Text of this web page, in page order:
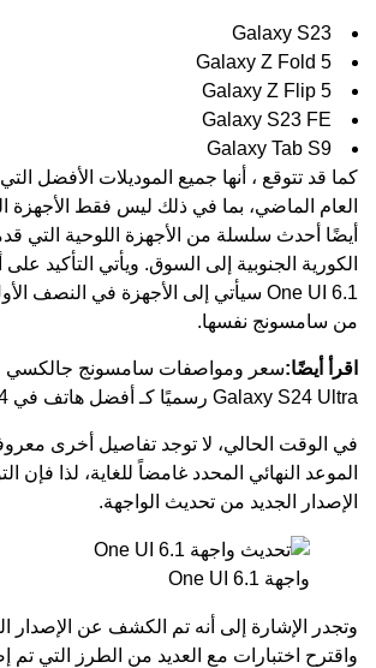
Galaxy S23
Galaxy Z Fold 5
Galaxy Z Flip 5
Galaxy S23 FE
Galaxy Tab S9
كما قد تتوقع ، أنها جميع الموديلات الأفضل
العام الماضي، بما في ذلك ليس فقط الأجهزة
أيضًا أحدث سلسلة من الأجهزة اللوحية التي
الكورية الجنوبية إلى السوق. ويأتي التأكيد
من سامسونج نفسها.
اقرأ أيضًا:
Galaxy S24 Ultra رسميًا كـ أفضل هاتف في 2024
في الوقت الحالي، لا توجد تفاصيل أخرى
الموعد النهائي المحدد غامضاً للغاية، لذا فإن
الإصدار الجديد من تحديث الواجهة.
واجهة One UI 6.1
وتجدر الإشارة إلى أنه تم الكشف عن الإصدار
واقترح اختبارات مع العديد من الطرز التي تم